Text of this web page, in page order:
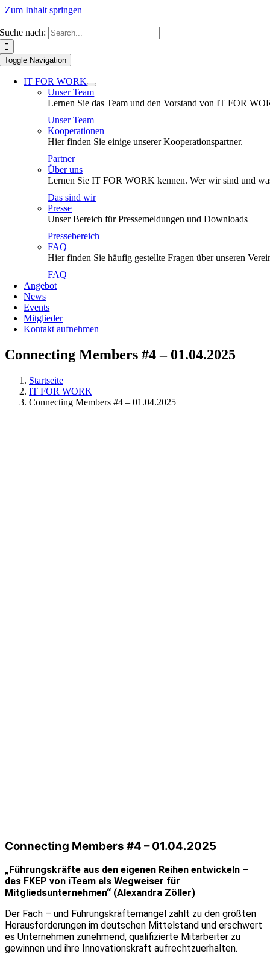
Zum Inhalt springen
Suche nach:
Toggle Navigation
IT FOR WORK
Unser Team
Lernen Sie das Team und den Vorstand von IT FOR
Unser Team
Kooperationen
Hier finden Sie einige unserer Kooperationspartner.
Partner
Über uns
Lernen Sie IT FOR WORK kennen. Wer wir sind und
Das sind wir
Presse
Unser Bereich für Pressemeldungen und Downloads
Pressebereich
FAQ
Hier finden Sie häufig gestellte Fragen über unseren
FAQ
Angebot
News
Events
Mitglieder
Kontakt aufnehmen
Connecting Members #4 – 01.04.2025
Startseite
IT FOR WORK
Connecting Members #4 – 01.04.2025
Connecting Members #4 – 01.04.2025
„Führungskräfte aus den eigenen Reihen entwickeln –
das FKEP von iTeam als Wegweiser für
Mitgliedsunternehmen“ (Alexandra Zöller)
Der Fach – und Führungskräftemangel zählt zu den größten
Herausforderungen im deutschen Mittelstand und erschwert
es Unternehmen zunehmend, qualifizierte Mitarbeiter zu
gewinnen und ihre Innovationskraft aufrechtzuerhalten.